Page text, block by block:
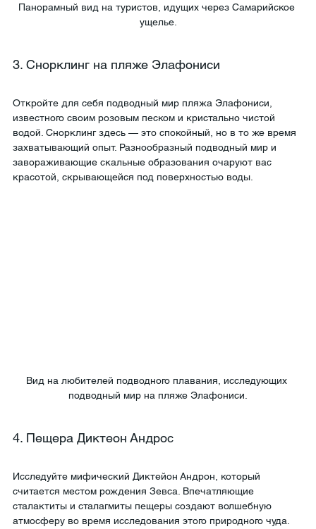
Панорамный вид на туристов, идущих через Самарийское
ущелье.
3. Снорклинг на пляже Элафониси
Откройте для себя подводный мир пляжа Элафониси,
известного своим розовым песком и кристально чистой
водой. Снорклинг здесь — это спокойный, но в то же время
захватывающий опыт. Разнообразный подводный мир и
завораживающие скальные образования очаруют вас
красотой, скрывающейся под поверхностью воды.
Вид на любителей подводного плавания, исследующих
подводный мир на пляже Элафониси.
4. Пещера Диктеон Андрос
Исследуйте мифический Диктейон Андрон, который
считается местом рождения Зевса. Впечатляющие
сталактиты и сталагмиты пещеры создают волшебную
атмосферу во время исследования этого природного чуда.